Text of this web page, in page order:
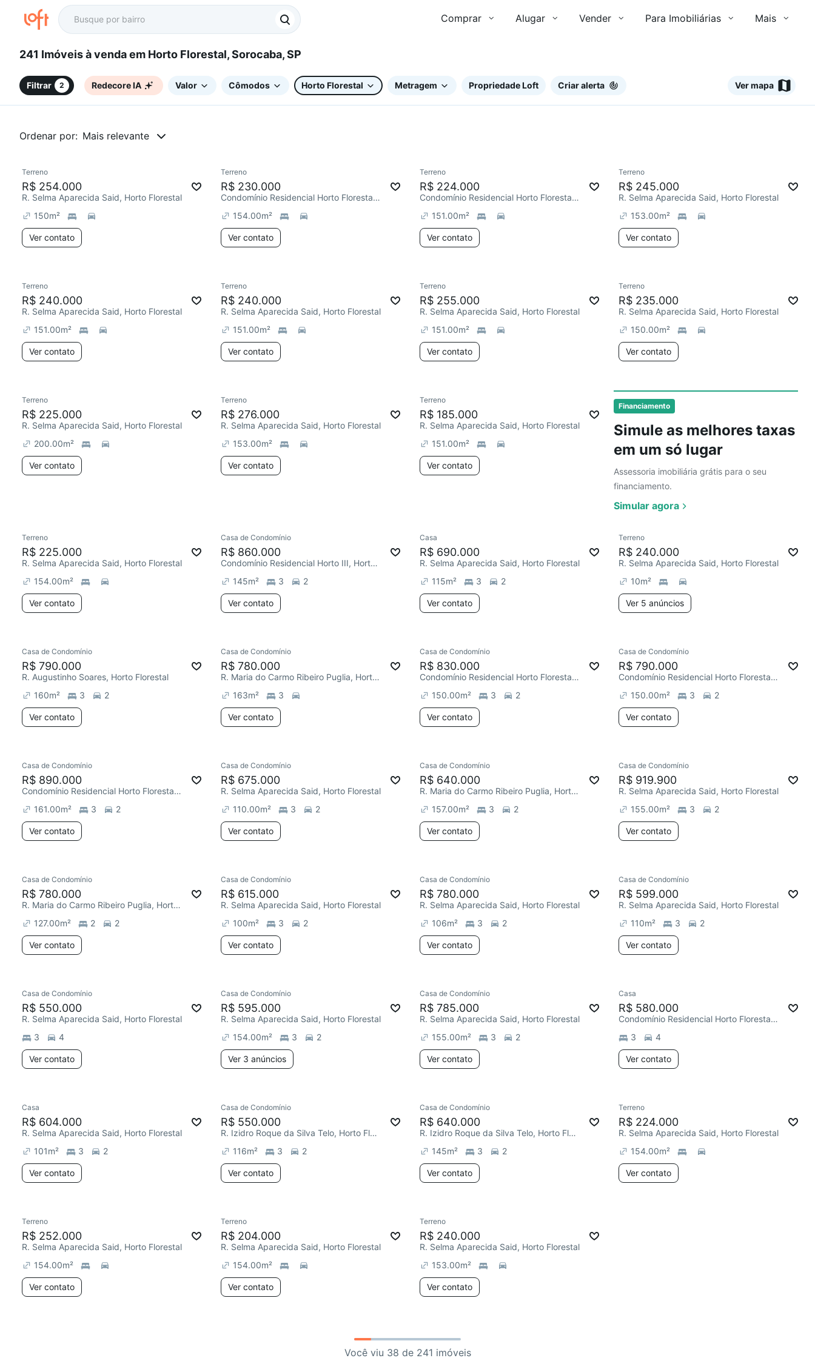
Comprar Alugar Vender Para Imobiliárias Mais
241 Imóveis à venda em Horto Florestal, Sorocaba, SP
Filtrar 2 Redecore IA Valor Cômodos Horto Florestal Metragem Propriedade Loft Criar alerta Ver mapa
Ordenar por: Mais relevante
Financiamento
Simule as melhores taxas
em um só lugar
Assessoria imobiliária grátis para o seu
financiamento.
Simular agora
Terreno
R$ 254.000
R. Selma Aparecida Said, Horto Florestal
150m²
Ver contato
Chegou este mês
Terreno
R$ 230.000
Condomínio Residencial Horto Florestal II, Horto Florestal
154.00m²
Ver contato
Chegou este mês
Terreno
R$ 224.000
Condomínio Residencial Horto Florestal I, Horto Florestal
151.00m²
Ver contato
Chegou este mês
Terreno
R$ 245.000
R. Selma Aparecida Said, Horto Florestal
153.00m²
Ver contato
Terreno
R$ 240.000
R. Selma Aparecida Said, Horto Florestal
151.00m²
Ver contato
Terreno
R$ 240.000
R. Selma Aparecida Said, Horto Florestal
151.00m²
Ver contato
Terreno
R$ 255.000
R. Selma Aparecida Said, Horto Florestal
151.00m²
Ver contato
Terreno
R$ 235.000
R. Selma Aparecida Said, Horto Florestal
150.00m²
Ver contato
Ver
Terreno
R$ 225.000
R. Selma Aparecida Said, Horto Florestal
200.00m²
Ver contato
Terreno
R$ 276.000
R. Selma Aparecida Said, Horto Florestal
153.00m²
Ver contato
Terreno
R$ 185.000
R. Selma Aparecida Said, Horto Florestal
151.00m²
Ver contato
Terreno
R$ 225.000
R. Selma Aparecida Said, Horto Florestal
154.00m²
Ver contato
Casa de Condomínio
R$ 860.000
Condomínio Residencial Horto III, Horto Florestal
145m² 3 2
Ver contato
Casa
R$ 690.000
R. Selma Aparecida Said, Horto Florestal
115m² 3 2
Ver contato
Terreno
R$ 240.000
R. Selma Aparecida Said, Horto Florestal
10m²
Ver 5 anúncios
Casa de Condomínio
R$ 790.000
R. Augustinho Soares, Horto Florestal
160m² 3 2
Ver contato
Casa de Condomínio
R$ 780.000
R. Maria do Carmo Ribeiro Puglia, Horto Florestal
163m² 3
Ver contato
Casa de Condomínio
R$ 830.000
Condomínio Residencial Horto Florestal I, Horto Florestal
150.00m² 3 2
Ver contato
Casa de Condomínio
R$ 790.000
Condomínio Residencial Horto Florestal I, Horto Florestal
150.00m² 3 2
Ver contato
Casa de Condomínio
R$ 890.000
Condomínio Residencial Horto Florestal II, Horto Florestal
161.00m² 3 2
Ver contato
Casa de Condomínio
R$ 675.000
R. Selma Aparecida Said, Horto Florestal
110.00m² 3 2
Ver contato
Casa de Condomínio
R$ 640.000
R. Maria do Carmo Ribeiro Puglia, Horto Florestal
157.00m² 3 2
Ver contato
Casa de Condomínio
R$ 919.900
R. Selma Aparecida Said, Horto Florestal
155.00m² 3 2
Ver contato
Casa de Condomínio
R$ 780.000
R. Maria do Carmo Ribeiro Puglia, Horto Florestal
127.00m² 2 2
Ver contato
Casa de Condomínio
R$ 615.000
R. Selma Aparecida Said, Horto Florestal
100m² 3 2
Ver contato
Casa de Condomínio
R$ 780.000
R. Selma Aparecida Said, Horto Florestal
106m² 3 2
Ver contato
Casa de Condomínio
R$ 599.000
R. Selma Aparecida Said, Horto Florestal
110m² 3 2
Ver contato
Casa de Condomínio
R$ 550.000
R. Selma Aparecida Said, Horto Florestal
3
4
Ver contato
Casa de Condomínio
R$ 595.000
R. Selma Aparecida Said, Horto Florestal
154.00m² 3 2
Ver 3 anúncios
Casa de Condomínio
R$ 785.000
R. Selma Aparecida Said, Horto Florestal
155.00m² 3 2
Ver contato
Casa
R$ 580.000
Condomínio Residencial Horto Florestal II, Horto Florestal
3
4
Ver contato
Casa
R$ 604.000
R. Selma Aparecida Said, Horto Florestal
101m² 3 2
Ver contato
Casa de Condomínio
R$ 550.000
R. Izidro Roque da Silva Telo, Horto Florestal
116m² 3 2
Ver contato
Casa de Condomínio
R$ 640.000
R. Izidro Roque da Silva Telo, Horto Florestal
145m² 3 2
Ver contato
Terreno
R$ 224.000
R. Selma Aparecida Said, Horto Florestal
154.00m²
Ver contato
Terreno
R$ 252.000
R. Selma Aparecida Said, Horto Florestal
154.00m²
Ver contato
Terreno
R$ 204.000
R. Selma Aparecida Said, Horto Florestal
154.00m²
Ver contato
Terreno
R$ 240.000
R. Selma Aparecida Said, Horto Florestal
153.00m²
Ver contato
Você viu 38 de 241 imóveis